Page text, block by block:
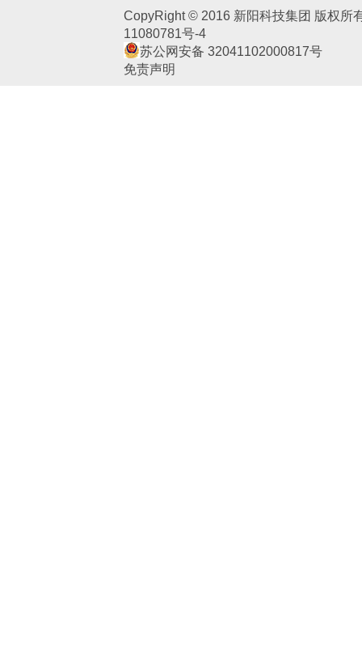
CopyRight © 2016 新阳科技集团 版权所
11080781号-4
苏公网安备 32041102000817号
免责声明